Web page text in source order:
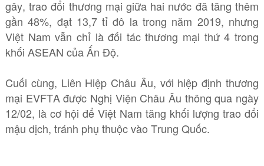
gây, trao đổi thương mại giữa hai nước đã tăng thêm
gần 48%, đạt 13,7 tỉ đô la trong năm 2019, nhưng
Việt Nam vẫn chỉ là đối tác thương mại thứ 4 trong
khối ASEAN của Ấn Độ.
Cuối cùng, Liên Hiệp Châu Âu, với hiệp định thương
mại EVFTA được Nghị Viện Châu Âu thông qua ngày
12/02, là cơ hội để Việt Nam tăng khối lượng trao đổi
mậu dịch, tránh phụ thuộc vào Trung Quốc.